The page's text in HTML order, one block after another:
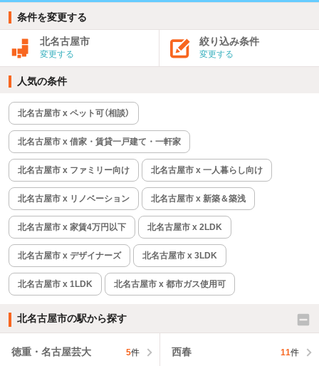
条件を変更する
北名古屋市
変更する
絞り込み条件
変更する
人気の条件
北名古屋市 x ペット可（相談）
北名古屋市 x 借家・賃貸一戸建て・一軒家
北名古屋市 x ファミリー向け 北名古屋市 x 一人暮らし向け
北名古屋市 x リノベーション 北名古屋市 x 新築＆築浅
北名古屋市 x 家賃4万円以下 北名古屋市 x 2LDK
北名古屋市 x デザイナーズ 北名古屋市 x 3LDK
北名古屋市 x 1LDK 北名古屋市 x 都市ガス使用可
北名古屋市の駅から探す
徳重・名古屋芸大 5件 西春 11件